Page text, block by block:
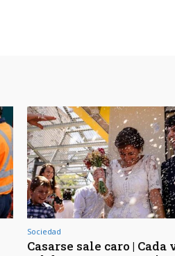
Sociedad
Casarse sale caro | Cada